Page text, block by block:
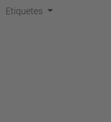
Etiquetes